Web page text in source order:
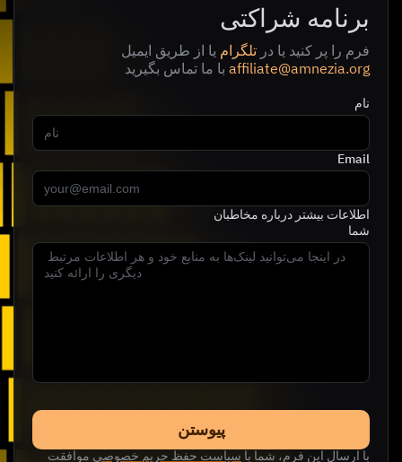
برنامه شراکتی
فرم را پر کنید یا در تلگرام یا از طریق ایمیل
affiliate@amnezia.org با ما تماس بگیرید
نام
Email
اطلاعات بیشتر درباره مخاطبان
شما
پیوستن
با ارسال این فرم، شما با سیاست حفظ حریم خصوصی موافقت